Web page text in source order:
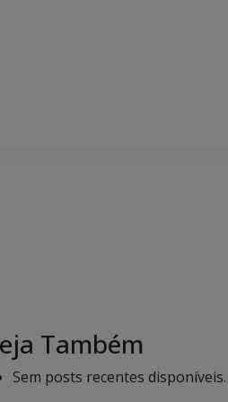
Também
Sem posts recentes disponíveis.